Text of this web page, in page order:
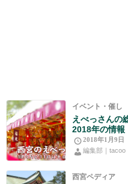
イベント・催し
えべっさんの
2018年の情報
2018年1月9日
編集部｜tacoo
西宮ペディア